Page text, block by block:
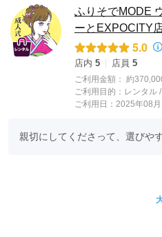
ふりそでMODE
ーとEXPOCITY
5.0
店内 5 店員 5
ご利用金額： 約
ご利用目的： レンタル /
ご利用日：2025年08月
親切にしてくださって、選びや